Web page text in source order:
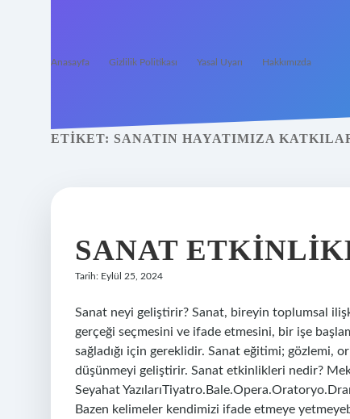
Anasayfa Gizlilik Politikası Yasal Uyarı Hakkımızda
ETIKET: SANATIN HAYATIMIZA
SANAT
Tarih: Eylül 25, 2024
Sanat neyi geliştirir? Sanat, bireyin toplumsal
gerçeği seçmesini ve ifade etmesini, bir işe
sağladığı için gereklidir. Sanat eğitimi; gözlemi,
düşünmeyi geliştirir. Sanat etkinlikleri nedir?
Seyahat
Bazen kelimeler kendimizi ifade etmeye